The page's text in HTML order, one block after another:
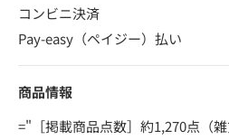
コンビニ決済
Pay-easy（ペイジー）払い
商品情報
="［掲載商品点数］約1,270点（